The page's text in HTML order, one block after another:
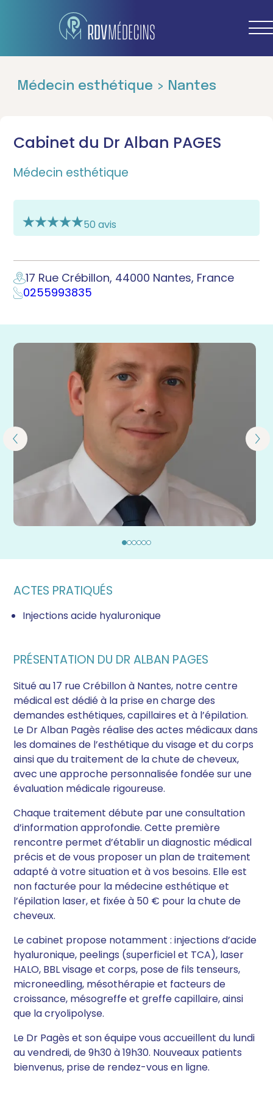
Médecin esthétique > Nantes
Cabinet du Dr Alban PAGES
Médecin esthétique
50 avis
17 Rue Crébillon, 44000 Nantes, France
0255993835
ACTES PRATIQUÉS
Injections acide hyaluronique
PRÉSENTATION DU DR ALBAN PAGES
Situé au 17 rue Crébillon à Nantes, notre centre
médical est dédié à la prise en charge des
demandes esthétiques, capillaires et à l’épilation.
Le Dr Alban Pagès réalise des actes médicaux dans
les domaines de l’esthétique du visage et du corps
ainsi que du traitement de la chute de cheveux,
avec une approche personnalisée fondée sur une
évaluation médicale rigoureuse.
Chaque traitement débute par une consultation
d’information approfondie. Cette première
rencontre permet d’établir un diagnostic médical
précis et de vous proposer un plan de traitement
adapté à votre situation et à vos besoins. Elle est
non facturée pour la médecine esthétique et
l’épilation laser, et fixée à 50 € pour la chute de
cheveux.
Le cabinet propose notamment : injections d’acide
hyaluronique, peelings (superficiel et TCA), laser
HALO, BBL visage et corps, pose de fils tenseurs,
microneedling, mésothérapie et facteurs de
croissance, mésogreffe et greffe capillaire, ainsi
que la cryolipolyse.
Le Dr Pagès et son équipe vous accueillent du lundi
au vendredi, de 9h30 à 19h30. Nouveaux patients
bienvenus, prise de rendez-vous en ligne.